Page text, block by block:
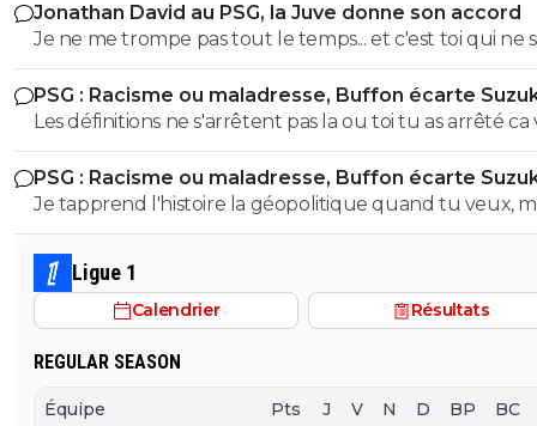
gueule arrogante se pensant plus intelligent que les
alors que t es juste un pauvre clown empafé mdr
Jonathan David au PSG, la Juve donne son accord
Je ne me trompe pas tout le temps... et c'est toi qui ne
pas lire. ^^
PSG : Racisme ou maladresse, Buffon écarte
Les définitions ne s'arrêtent pas la ou toi tu as arrêté ca
plus loin que ca, mais franchement vu ton niveau de
stupidité jai meme pas envie d'en discuter avec toi ca
cultiver et je suis meme pas sûr que tu sois en
comprendre quoi que ce soit vu tes entecedent ici ..
je t'ai dis commence deja par apprendre a lire un texte
simple et surtout a le comprendre
PSG : Racisme ou maladresse, Buffon écarte
Je tapprend l'histoire la géopolitique quand tu veux,
déjà commence a apprendre et a comprendre un texte
simple parceque visiblement t'as eu du mal avec le
88 🤣😂🫵 On verra pour le reste ensuite si t'es sage
Ligue 1
Calendrier Résultats
REGULAR SEASON
Équipe Pts J V N D BP BC